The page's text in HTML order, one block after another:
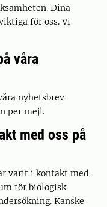
Dina
för oss. Vi
våra
nyhetsbrev
per mejl.
med oss på
varit i kontakt med
för biologisk
Kanske